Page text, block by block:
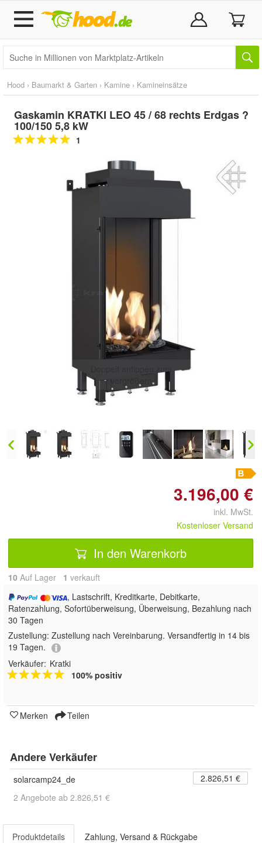
Hood › Baumarkt & Garten › Kamine › Kamineinsätze
Gaskamin KRATKI LEO 45 / 68 rechts Erdgas ?
100/150 5,8 kW
1
Doppelt antippen zum
vergrößern
3.196,00 €
inkl. MwSt.
Kostenloser Versand
In den Warenkorb
10 Auf Lager 1 verkauft
, Lastschrift, Kreditkarte, Debitkarte,
Ratenzahlung, Sofortüberweisung, Überweisung, Bezahlung nach
30 Tagen
Zustellung: Zustellung nach Vereinbarung. Versandfertig in 14 bis
19 Tagen.
Verkäufer: Kratki
100% positiv
Merken Teilen
Andere Verkäufer
solarcamp24_de
2.826,51 €
2 Angebote ab 2.826,51 €
Produktdetails Zahlung, Versand & Rückgabe